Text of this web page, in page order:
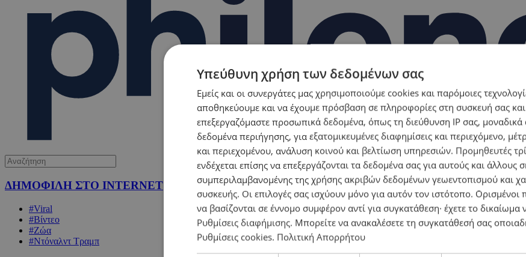
ΔΗΜΟΦΙΛΗ ΣΤΟ INTERNET
#Viral
#Βίντεο
#Ζώα
#Ντόναλντ Τραμπ
Υπεύθυνη χρήση των δεδομένων σας
Εμείς και οι συνεργάτες μας χρησιμοποιούμε cookies και παρόμοιες
αποθηκεύουμε και να έχουμε πρόσβαση σε πληροφορίες στη συσκευή σας
επεξεργαζόμαστε προσωπικά δεδομένα, όπως τη διεύθυνση IP σας, μοναδικά
δεδομένα περιήγησης, για εξατομικευμένες διαφημίσεις και περιεχόμενο,
και περιεχομένου, ανάλυση κοινού και βελτίωση υπηρεσιών. Προμηθευτές
ενδέχεται επίσης να επεξεργάζονται τα δεδομένα σας για αυτούς και άλλους
συμπεριλαμβανομένης της χρήσης ακριβών δεδομένων γεωεντοπισμού και
συσκευής. Οι επιλογές σας ισχύουν μόνο για αυτόν τον ιστότοπο. Ορισμένοι
να βασίζονται σε έννομο συμφέρον αντί για συγκατάθεση· έχετε το δικαίωμα
Ρυθμίσεις διαφήμισης. Μπορείτε να ανακαλέσετε τη συγκατάθεσή σας
Ρυθμίσεις cookies. Πολιτική Απορρήτου